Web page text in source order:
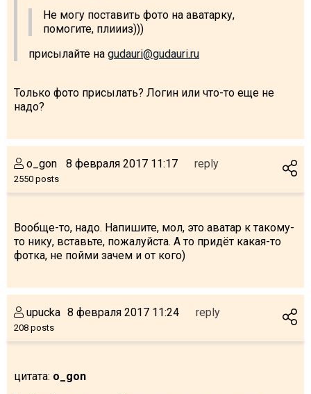
Не могу поставить фото на аватарку,
помогите, плиииз)))
присылайте на gudauri@gudauri.ru
Только фото присылать? Логин или что-то еще не
надо?
o_gon
2550 posts
8 февраля 2017 11:17 reply
Вообще-то, надо. Напишите, мол, это аватар к такому-
то нику, вставьте, пожалуйста. А то придёт какая-то
фотка, не пойми зачем и от кого)
upucka
208 posts
8 февраля 2017 11:24 reply
цитата: o_gon